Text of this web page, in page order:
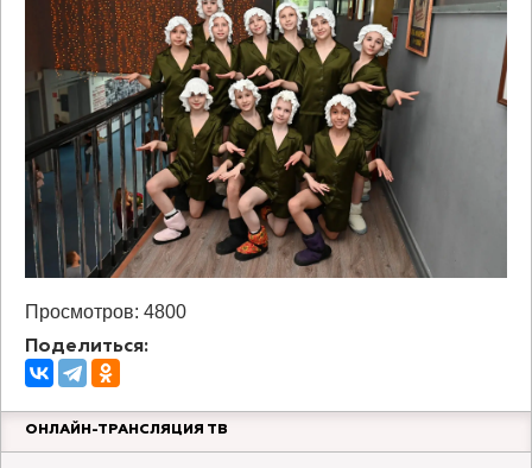
Просмотров: 4800
Поделиться:
ОНЛАЙН-ТРАНСЛЯЦИЯ ТВ